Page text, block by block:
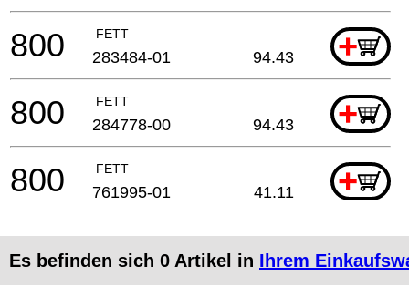
FETT +
800 283484-01 94.43
FETT +
800 284778-00 94.43
FETT +
800 761995-01 41.11
Es befinden sich 0 Artikel in Ihrem